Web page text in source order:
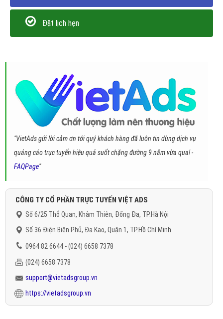
Đặt lịch hẹn
"VietAds gửi lời cảm ơn tới quý khách hàng đã luôn tin dùng dịch vụ
quảng cáo trực tuyến hiệu quả suốt chặng đường 9 năm vừa qua! -
FAQPage"
CÔNG TY CỔ PHẦN TRỰC TUYẾN VIỆT ADS
Số 6/25 Thổ Quan, Khâm Thiên, Đống Đa, TP.Hà Nội
Số 36 Điện Biên Phủ, Đa Kao, Quận 1, TP.Hồ Chí Minh
0964 82 6644 - (024) 6658 7378
(024) 6658 7378
support@vietadsgroup.vn
https://vietadsgroup.vn